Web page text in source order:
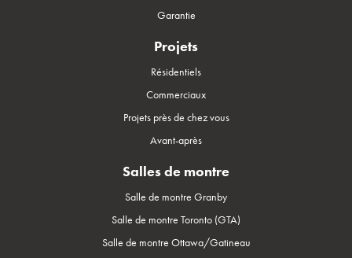
Garantie
Projets
Résidentiels
Commerciaux
Projets près de chez vous
Avant-après
Salles de montre
Salle de montre Granby
Salle de montre Toronto (GTA)
Salle de montre Ottawa/Gatineau